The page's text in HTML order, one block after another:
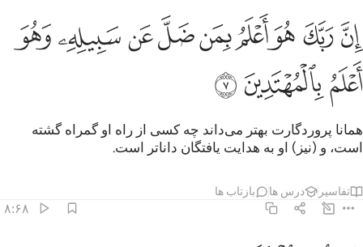
ان ربك هو اعلم بمن ضل عن سبيله وهو اعلم بالمهتدين ٧
إِنَّ رَبَّكَ هُوَ أَعْلَمُ بِمَن ضَلَّ عَن سَبِيلِهِۦ وَهُوَ أَعْلَمُ بِٱلْمُهْتَدِينَ ٧
ﲖﲗﲘﲙﲚﲛﲜﲝﲞ
ﲟﲠﲡ
همانا پروردگارت بهتر می‌داند چه کسی از راه او گمراه گشته
است، و (نیز) او به هدایت یافتگان دانا‌تر است.
تفاسیر درس ها بازتاب ها
۸:۶۸